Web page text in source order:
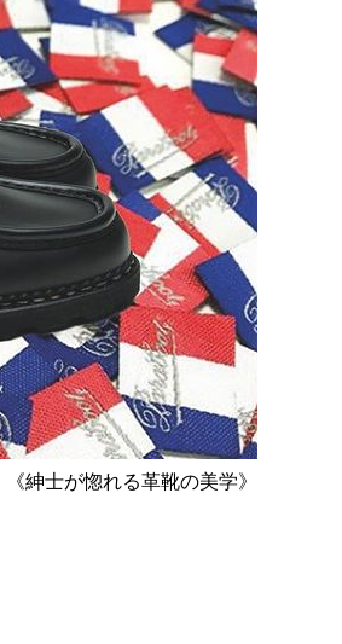
紳士が惚れる革靴の美学》